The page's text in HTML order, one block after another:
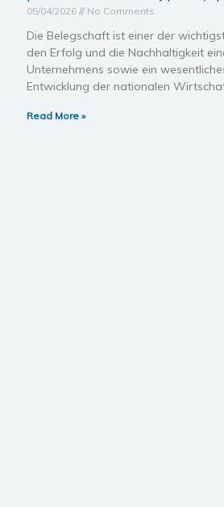
05/04/2026 No Comments
Die Belegschaft ist einer der
den Erfolg und die Nachhaltigkeit
Unternehmens sowie ein
Entwicklung der nationalen
Read More »